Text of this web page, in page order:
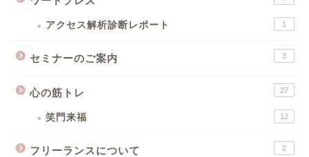
アクセス解析診断レポート 1
セミナーのご案内 3
心の筋トレ 27
笑門来福 12
フリーランスについて 2